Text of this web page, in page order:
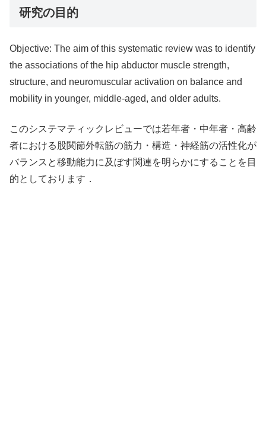
研究の目的
Objective: The aim of this systematic review was to identify
the associations of the hip abductor muscle strength,
structure, and neuromuscular activation on balance and
mobility in younger, middle-aged, and older adults.
このシステマティックレビューでは若年者・中年者・高齢
者における股関節外転筋の筋力・構造・神経筋の活性化が
バランスと移動能力に及ぼす関連を明らかにすることを目
的としております．